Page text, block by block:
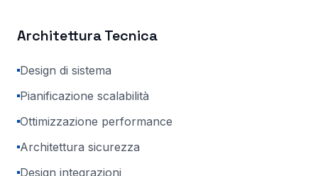
Architettura Tecnica
Design di sistema
Pianificazione scalabilità
Ottimizzazione performance
Architettura sicurezza
Design integrazioni